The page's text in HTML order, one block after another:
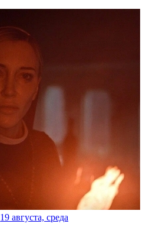
19 августа, среда